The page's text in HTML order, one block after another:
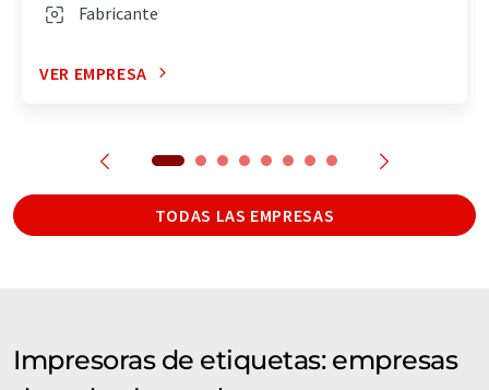
Fabricante
VER EMPRESA
TODAS LAS EMPRESAS
Impresoras de etiquetas: empresas